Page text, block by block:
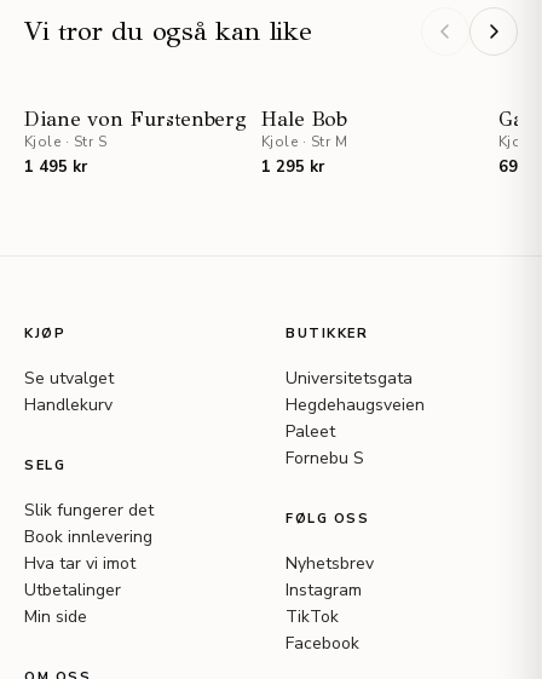
Vi tror du også kan like
NYHET
Diane von Furstenberg
Kjole · Str S
1 495 kr
Hale Bob
Kjole · Str M
1 295 kr
Kjole
695
KJØP
Se utvalget
Handlekurv
SELG
Slik fungerer det
Book innlevering
Hva tar vi imot
Utbetalinger
Min side
BUTIKKER
Universitetsgata
Hegdehaugsveien
Paleet
Fornebu S
FØLG OSS
Nyhetsbrev
Instagram
TikTok
Facebook